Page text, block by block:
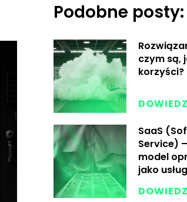
Podobne posty:
czym są,
korzyści?
SaaS
Service)
model
jako